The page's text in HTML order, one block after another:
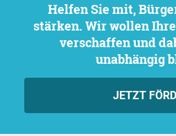
Helfen Sie mit, Bürgerbeteiligung zu
stärken. Wir wollen
verschaffen und
unabhängig
JETZT